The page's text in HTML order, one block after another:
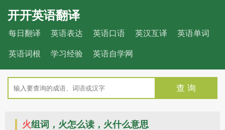
开开英语翻译
每日翻译 英语表达 英语口语 英汉互译 英语单词
英语词根 学习经验 英语自学网
查 询
火组词，火怎么读，火什么意思